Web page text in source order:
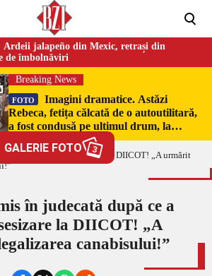
Ardeii jalapeño din Mexic, retrași din
de îmbolnăviri
Breaking News
FOTO
Imagini dramatice. Astăzi
Rebeca, fetița călcată de o autoutilitară,
a fost condusă pe ultimul drum, la
Poduri. În sicriul alb al micuței au fost
puși pumni de bani și jucării –
EXCLUSIV
GALERIE FOTO 3
în judecată după ce a
la DIICOT! „A
canabisului!”